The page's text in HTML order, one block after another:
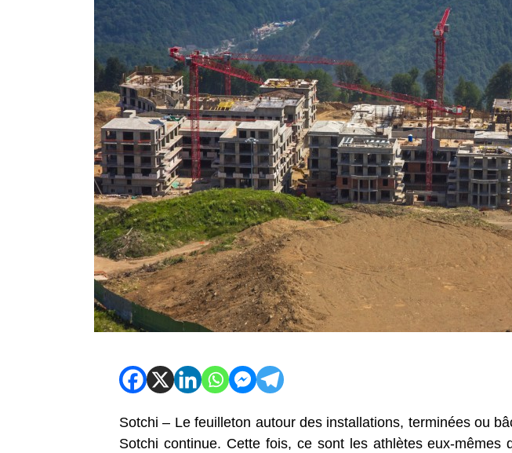
Sotchi – Le feuilleton autour des installations, terminées ou
Sotchi continue. Cette fois, ce sont les athlètes eux-mêmes